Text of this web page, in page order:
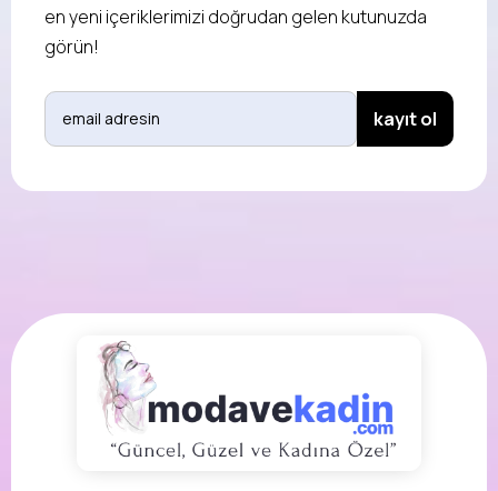
en yeni içeriklerimizi doğrudan gelen kutunuzda
görün!